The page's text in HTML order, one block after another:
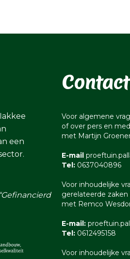
een
Contact
Voor algemene
of over pers en
met Martijn
E-mail
Tel: 0637040896
Voor inhoudelijke
gerelateerde
met Remco
E-mail:
Tel: 0612495158
Voor inhoudelijke